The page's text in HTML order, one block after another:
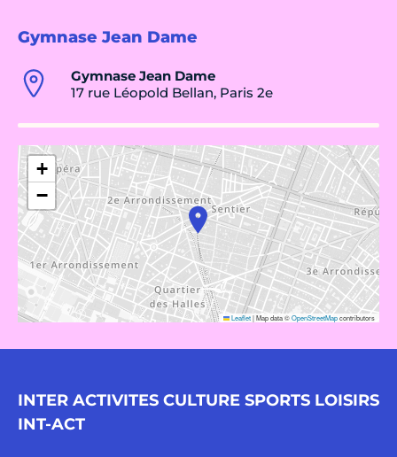
Gymnase Jean Dame
Gymnase Jean Dame
17 rue Léopold Bellan, Paris 2e
+
−
Leaflet|Map data ©OpenStreetMapcontributors
INTER ACTIVITES CULTURE SPORTS LOISIRS
INT-ACT